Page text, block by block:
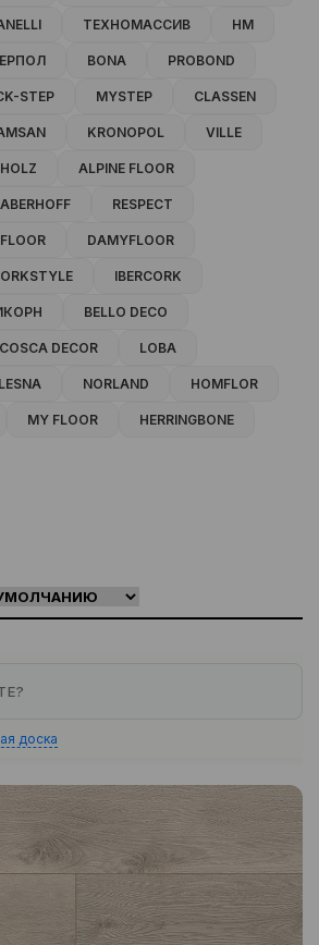
ТЕХНОМАССИВ HM
BONA PROBOND
STEP MYSTEP CLASSEN
KRONOPOL VILLE
ALPINE FLOOR
ABERHOFF RESPECT
DAMYFLOOR
IBERCORK
BELLO DECO
COSCA DECOR LOBA
NORLAND HOMFLOR
MY FLOOR HERRINGBONE
доска